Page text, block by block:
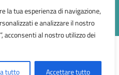
la tua esperienza di navigazione,
e analizzare il nostro
acconsenti al nostro utilizzo dei
tutto Accettare tutto
ex. Art. 10 d.lgs 33/2013
Dr.ssa Eleonogia Perone